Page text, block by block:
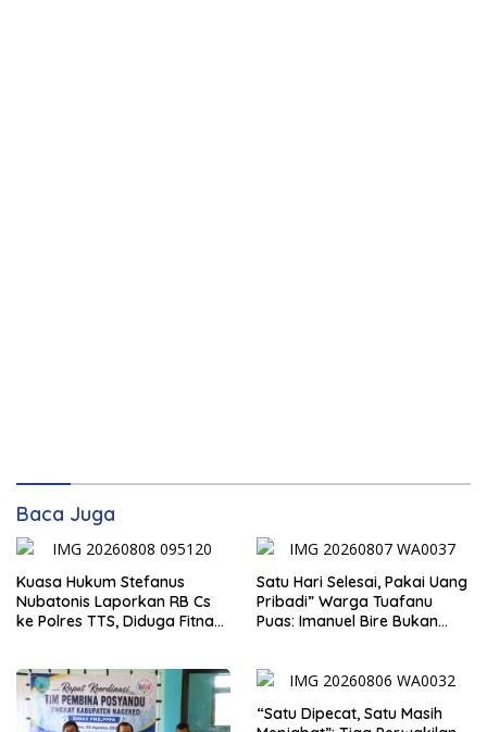
Baca Juga
Kuasa Hukum Stefanus
Nubatonis Laporkan RB Cs
ke Polres TTS, Diduga Fitnah
Satu Hari Selesai, Pakai Uang
Pribadi” Warga Tuafanu
Puas: Imanuel Bire Bukan
“Satu Dipecat, Satu Masih